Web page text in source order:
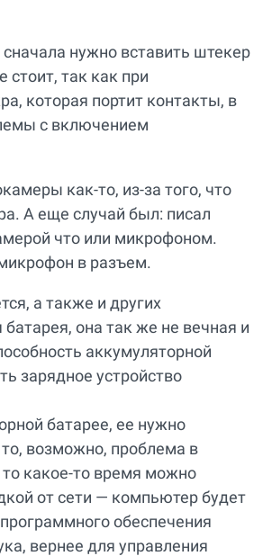
нужно вставить штекер
стоит, так как при
которая портит контакты, в
с включением
как-то, из-за того, что
А еще случай был: писал
что или микрофоном.
в разъем.
а также и других
она так же не вечная и
аккумуляторной
зарядное устройство
батарее, ее нужно
возможно, проблема в
какое-то время можно
от сети — компьютер будет
обеспечения
вернее для управления